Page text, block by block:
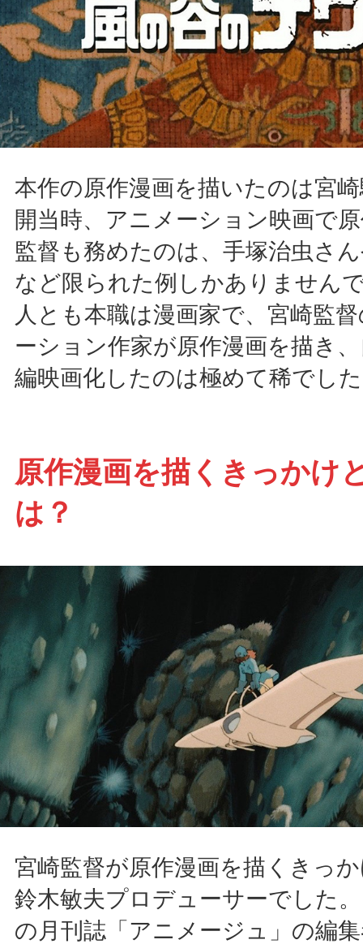
本作の原作漫画を描いたのは宮
開当時、アニメーション映画で
監督も務めたのは、手塚治虫さ
など限られた例しかありません
人とも本職は漫画家で、宮崎監
ーション作家が原作漫画を描き
編映画化したのは極めて稀でし
原作漫画を描くきっかけ
は？
宮崎監督が原作漫画を描くきっ
鈴木敏夫プロデューサーでした
の月刊誌「アニメージュ」の編